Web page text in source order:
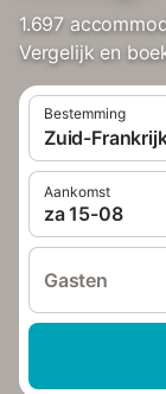
1.697
Vergelijk en
Bestemming
Zuid-
Aankomst
za 15-08
Gasten